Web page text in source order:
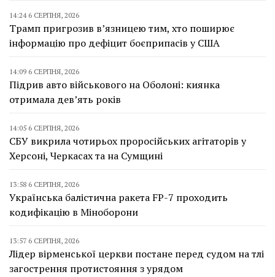
14:24 6 СЕРПНЯ, 2026
Трамп пригрозив в’язницею тим, хто поширює
інформацію про дефіцит боєприпасів у США
14:09 6 СЕРПНЯ, 2026
Підрив авто військового на Оболоні: киянка
отримала дев’ять років
14:05 6 СЕРПНЯ, 2026
СБУ викрила чотирьох проросійських агітаторів у
Херсоні, Черкасах та на Сумщині
13:58 6 СЕРПНЯ, 2026
Українська балістична ракета FP-7 проходить
кодифікацію в Міноборони
13:57 6 СЕРПНЯ, 2026
Лідер вірменської церкви постане перед судом на тлі
загострення протистояння з урядом